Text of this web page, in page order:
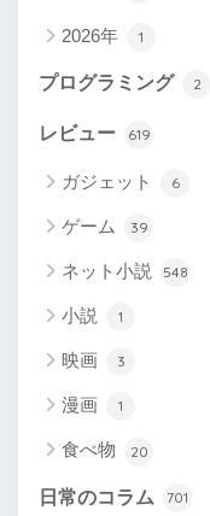
2026年 1
プログラミング 2
レビュー 619
ガジェット 6
ゲーム 39
ネット小説 548
小説 1
映画 3
漫画 1
食べ物 20
日常のコラム 701